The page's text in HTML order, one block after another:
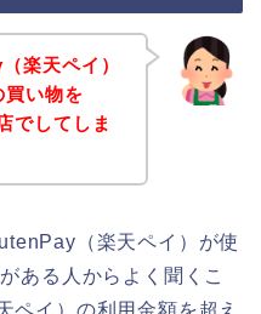
楽天ペイ）
買い物を
でしてしま
（楽天ペイ）が使
ある人からよく聞くこ
ペイ）の利用金額を超え